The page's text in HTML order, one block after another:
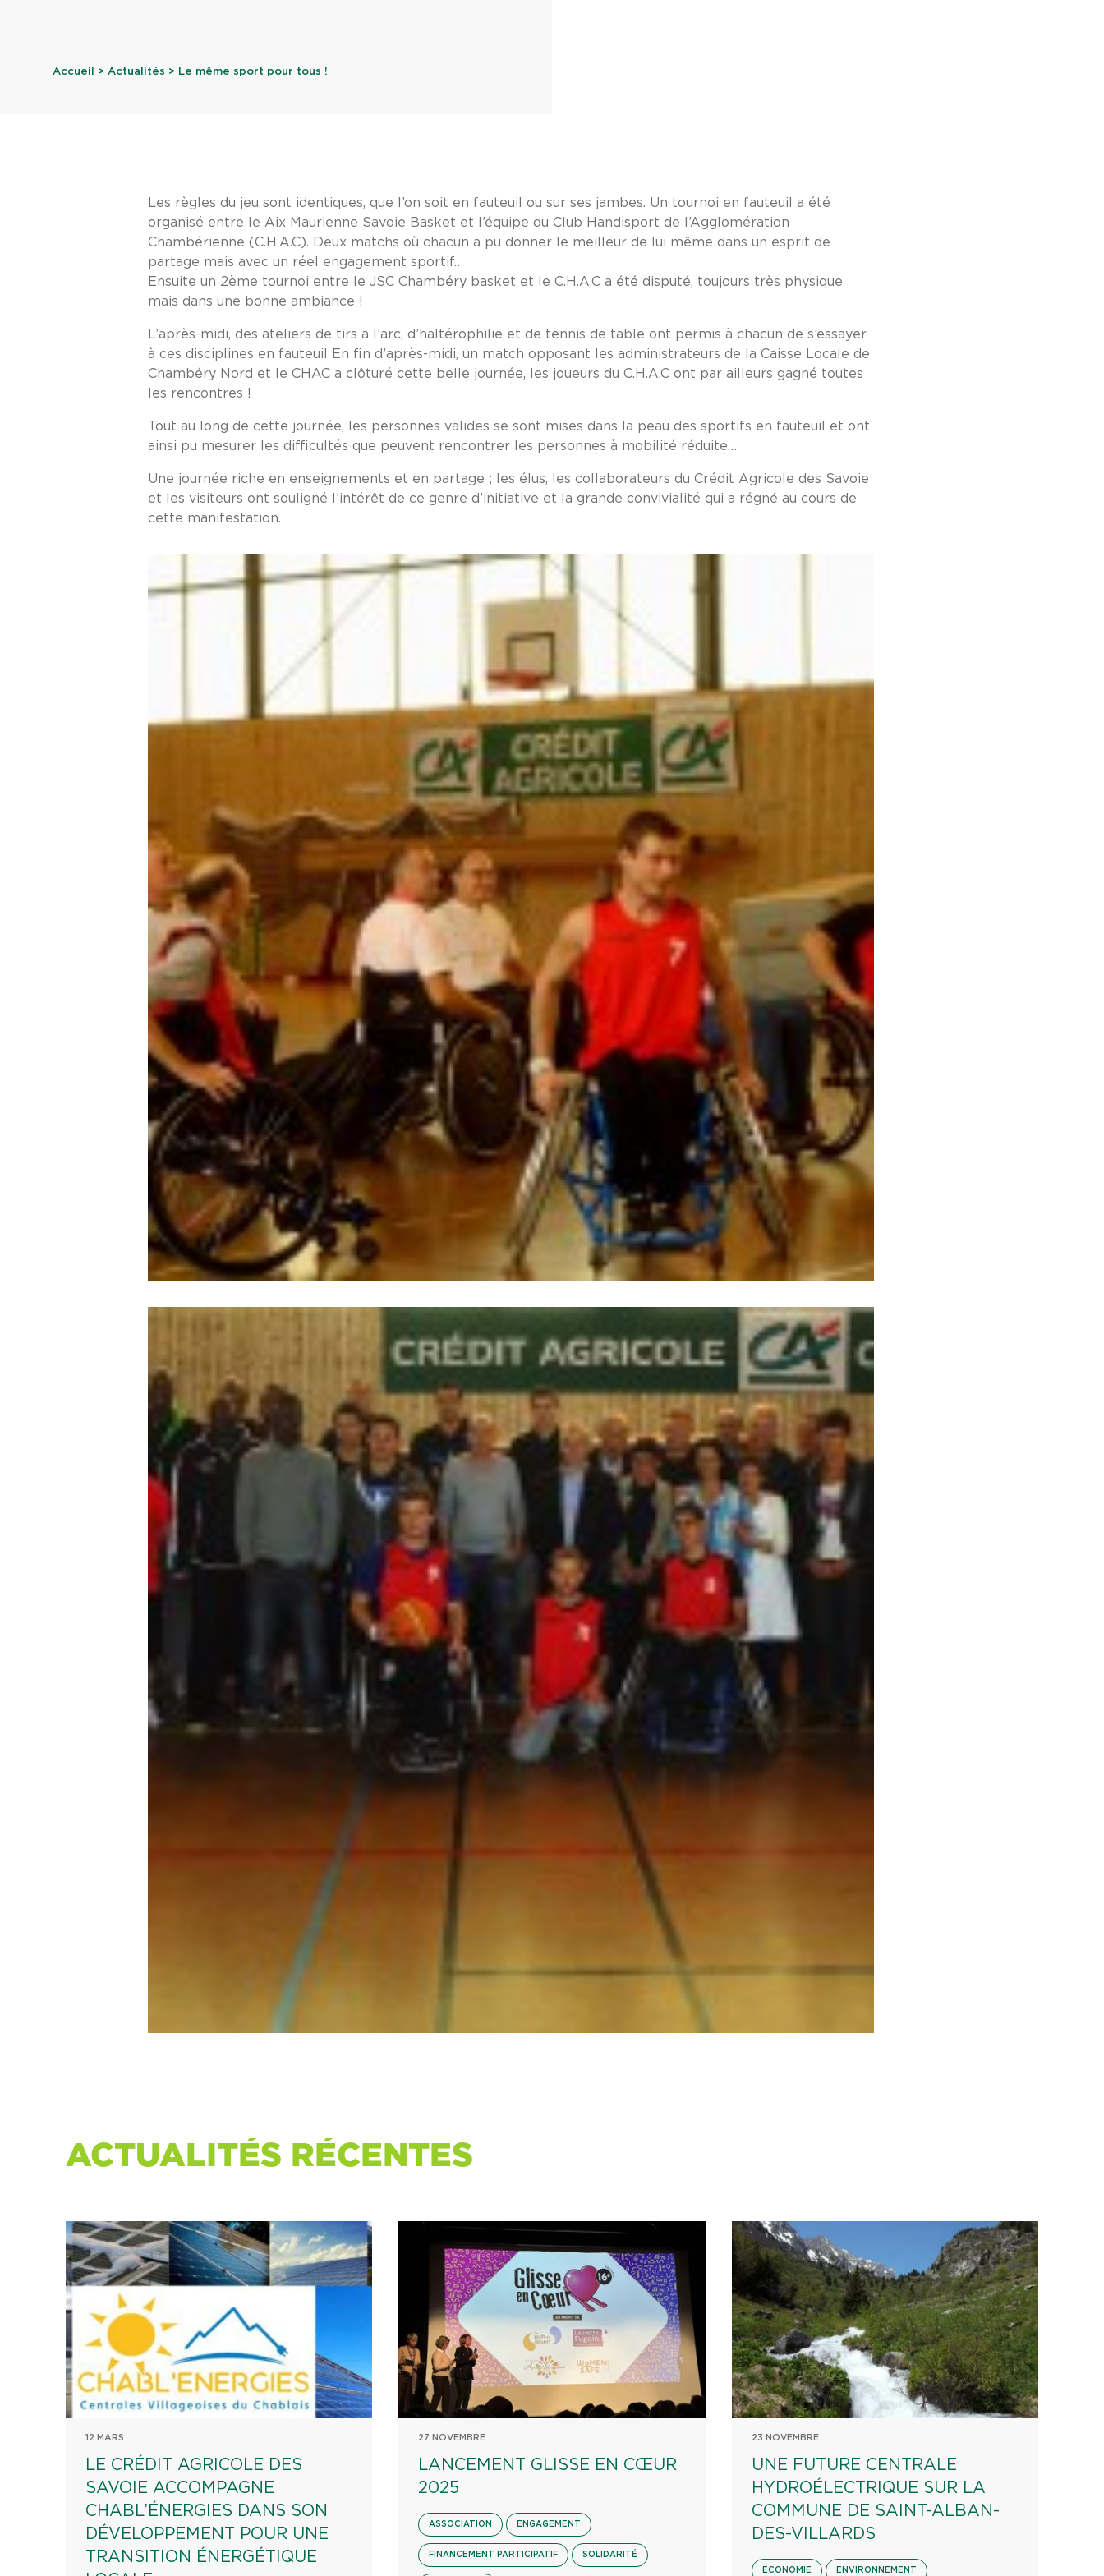
Accueil > Actualités > Le même sport pour tous !
Les règles du jeu sont identiques, que l’on soit en fauteuil ou sur ses jambes. Un tournoi en fauteuil a été
organisé entre le Aix Maurienne Savoie Basket et l’équipe du Club Handisport de l’Agglomération
Chambérienne (C.H.A.C). Deux matchs où chacun a pu donner le meilleur de lui même dans un esprit de
partage mais avec un réel engagement sportif…
Ensuite un 2ème tournoi entre le JSC Chambéry basket et le C.H.A.C a été disputé, toujours très physique
mais dans une bonne ambiance !
L’après-midi, des ateliers de tirs a l’arc, d’haltérophilie et de tennis de table ont permis à chacun de s’essayer
à ces disciplines en fauteuil En fin d’après-midi, un match opposant les administrateurs de la Caisse Locale de
Chambéry Nord et le CHAC a clôturé cette belle journée, les joueurs du C.H.A.C ont par ailleurs gagné toutes
les rencontres !
Tout au long de cette journée, les personnes valides se sont mises dans la peau des sportifs en fauteuil et ont
ainsi pu mesurer les difficultés que peuvent rencontrer les personnes à mobilité réduite…
Une journée riche en enseignements et en partage ; les élus, les collaborateurs du Crédit Agricole des Savoie
et les visiteurs ont souligné l’intérêt de ce genre d’initiative et la grande convivialité qui a régné au cours de
cette manifestation.
ACTUALITÉS RÉCENTES
12 MARS
LE CRÉDIT AGRICOLE DES
SAVOIE ACCOMPAGNE
CHABL’ÉNERGIES DANS SON
DÉVELOPPEMENT POUR UNE
TRANSITION ÉNERGÉTIQUE
27 NOVEMBRE
LANCEMENT GLISSE EN CŒUR
2025
ASSOCIATION ENGAGEMENT
FINANCEMENT PARTICIPATIF SOLIDARITÉ
23 NOVEMBRE
UNE FUTURE CENTRALE
HYDROÉLECTRIQUE SUR LA
COMMUNE DE SAINT-ALBAN-
DES-VILLARDS
ECONOMIE ENVIRONNEMENT